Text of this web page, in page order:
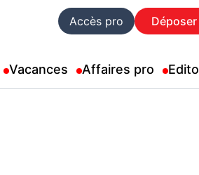
Accès pro Déposer
Vacances Affaires pro Edito